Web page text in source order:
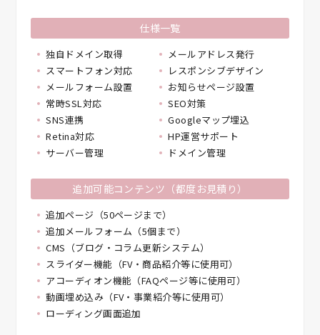
仕様一覧
独自ドメイン取得
メールアドレス発行
スマートフォン対応
レスポンシブデザイン
メールフォーム設置
お知らせページ設置
常時SSL対応
SEO対策
SNS連携
Googleマップ埋込
Retina対応
HP運営サポート
サーバー管理
ドメイン管理
追加可能コンテンツ（都度お見積り）
追加ページ（50ページまで）
追加メールフォーム（5個まで）
CMS（ブログ・コラム更新システム）
スライダー機能（FV・商品紹介等に使用可）
アコーディオン機能（FAQページ等に使用可）
動画埋め込み（FV・事業紹介等に使用可）
ローディング画面追加